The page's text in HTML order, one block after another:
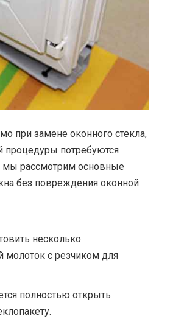
при замене оконного стекла,
процедуры потребуются
мы рассмотрим основные
без повреждения оконной
несколько
молоток с резчиком для
полностью открыть